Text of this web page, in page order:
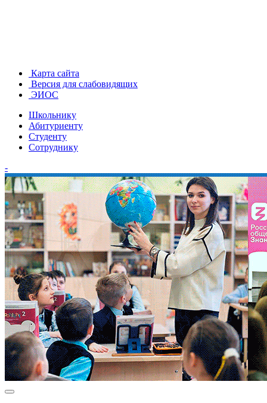
Карта сайта
Версия для слабовидящих
ЭИОС
Школьнику
Абитуриенту
Студенту
Сотруднику
-